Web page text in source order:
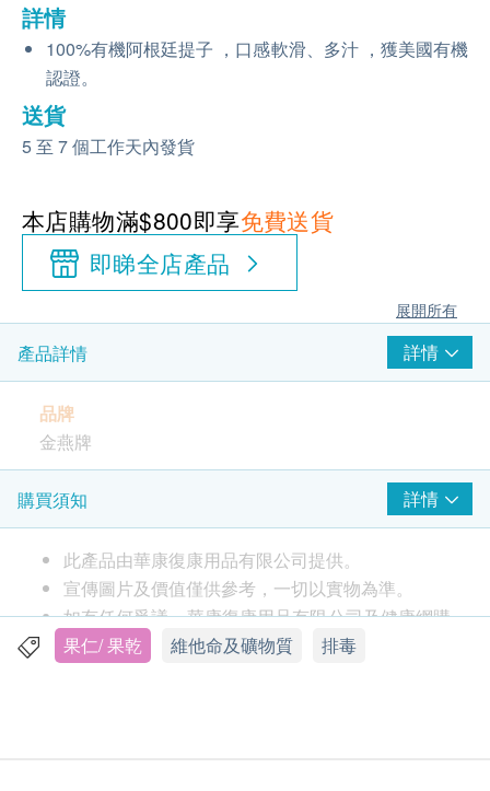
詳情
100%有機阿根廷提子 ，口感軟滑、多汁 ，獲美國有機
認證。
送貨
5 至 7 個工作天內發貨
本店購物滿$800即享免費送貨
即睇全店產品
展開所有
產品詳情 詳情
品牌
金燕牌
包裝
260g
產地
阿根廷
特性及功效
購買須知 詳情
此產品由華康復康用品有限公司提供。
宣傳圖片及價值僅供參考，一切以實物為準。
如有任何爭議，華康復康用品有限公司及健康網購
health.ESDlife保留最終決議權。
果仁/ 果乾 維他命及礦物質 排毒